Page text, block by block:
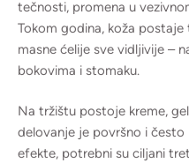
tečnosti, promena u
Tokom godina, koža
masne ćelije sve vidljivije –
bokovima i stomaku.
Na tržištu postoje kreme,
delovanje je površno i
efekte, potrebni su ciljani